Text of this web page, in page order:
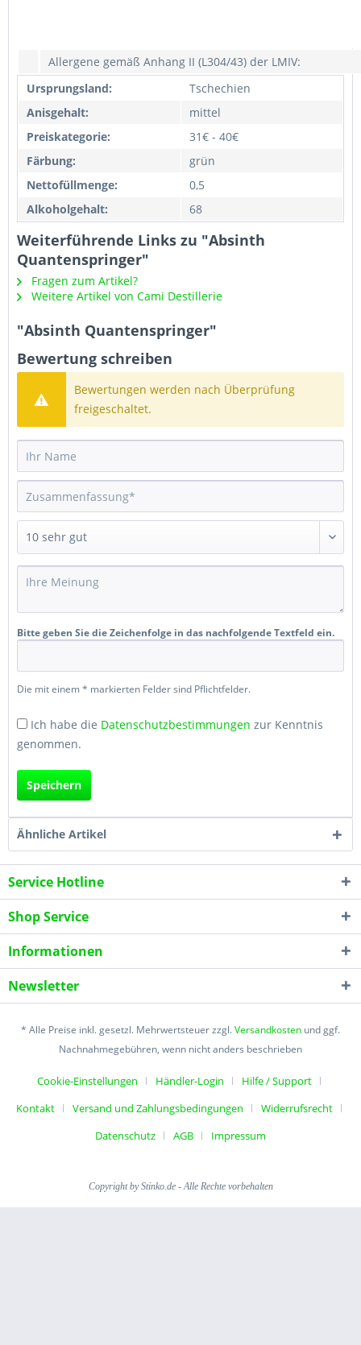
Allergene gemäß Anhang II (L304/43) der LMIV:
Ursprungsland:
Tschechien
Anisgehalt:
mittel
Preiskategorie:
31€ - 40€
Färbung:
grün
Nettofüllmenge:
0,5
Alkoholgehalt:
68
Weiterführende Links zu "Absinth
Quantenspringer"
Fragen zum Artikel?
Weitere Artikel von Cami Destillerie
"Absinth Quantenspringer"
Bewertung schreiben
Bewertungen werden nach Überprüfung
freigeschaltet.
Bitte geben Sie die Zeichenfolge in das nachfolgende Textfeld ein.
Die mit einem * markierten Felder sind Pflichtfelder.
Ich habe die Datenschutzbestimmungen zur Kenntnis
genommen.
Speichern
Ähnliche Artikel
Service Hotline
Shop Service
Informationen
Newsletter
* Alle Preise inkl. gesetzl. Mehrwertsteuer zzgl.Versandkosten und ggf.
Nachnahmegebühren, wenn nicht anders beschrieben
Cookie-Einstellungen Händler-Login
Hilfe / Support
Kontakt
Versand und Zahlungsbedingungen
Widerrufsrecht
Datenschutz
AGB Impressum
Copyright by Stinko.de - Alle Rechte vorbehalten